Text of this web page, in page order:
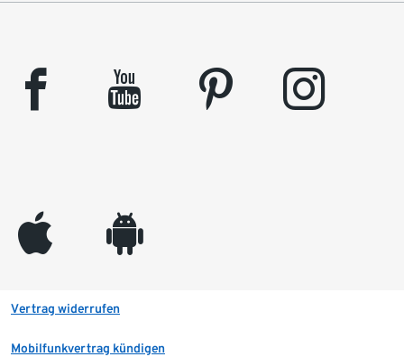
facebook youtube pinterest instagram
appleinc android
Vertrag widerrufen
Mobilfunkvertrag kündigen